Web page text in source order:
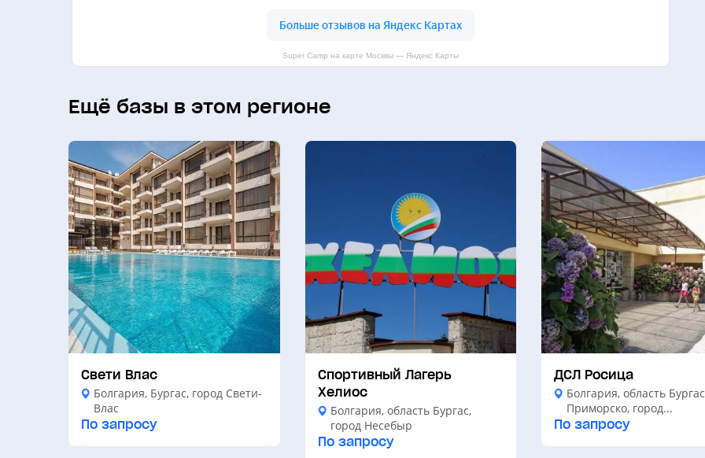
Super Camp на карте Москвы — Яндекс Карты
Ещё базы в этом регионе
Свети Влас
Болгария, Бургас, город Свети-
Влас
По запросу
Спортивный Лагерь
Хелиос
Болгария, область Бургас,
город Несебыр
По запросу
ДСЛ Росица
Болгария, область
Приморско, город...
По запросу